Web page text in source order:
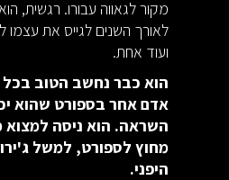
מקור לגאווה עבורו. רגשית,
לאורך השנים לגייס את עצמו
ועוד אחת.
הוא כבר נחשב הטוב בכל
אדם אחר בספורט שהוא
השראה. הוא ניסה למצוא
מחוץ לספורט, למשל
היפני.